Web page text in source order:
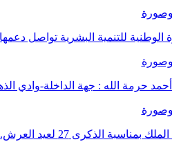
الوطنية للتنمية البشرية تواصل
حرمة الله : جهة الداخلة-وادي
بمناسبة الذكرى 27 لعيد العرش.